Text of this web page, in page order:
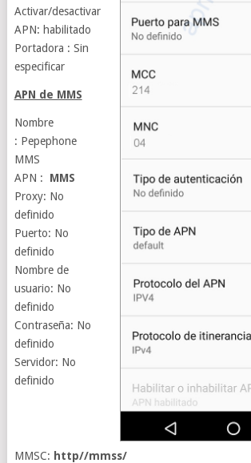
Activar/desactivar
APN: habilitado
Portadora : Sin
especificar
APN de MMS
Nombre
: Pepephone
MMS
APN :
MMS
Proxy: No
definido
Puerto: No
definido
Nombre de
usuario: No
definido
Contraseña: No
definido
Servidor: No
definido
MMSC: http//mmss/